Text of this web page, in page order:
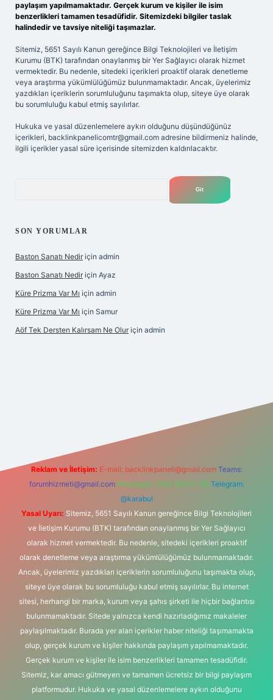
paylaşım yapılmamaktadır. Gerçek kurum ve kişiler ile isim
benzerlikleri tamamen tesadüfidir. Sitemizdeki bilgiler taslak
halindedir ve tavsiye niteliği taşımazlar.
Sitemiz, 5651 Sayılı Kanun gereğince Bilgi Teknolojileri ve İletişim
Kurumu (BTK) tarafından onaylanmış bir Yer Sağlayıcı olarak hizmet
vermektedir. Bu nedenle, sitedeki içerikleri proaktif olarak denetleme
veya araştırma yükümlülüğümüz bulunmamaktadır. Ancak, üyelerimiz
yazdıkları içeriklerin sorumluluğunu taşımakta olup, siteye üye olarak
bu sorumluluğu kabul etmiş sayılırlar.
Hukuka ve yasal düzenlemelere aykırı olduğunu düşündüğünüz
içerikleri, backlinkpanelicomtr@gmail.com adresine bildirmeniz halinde,
ilgili içerikler yasal süre içerisinde sitemizden kaldırılacaktır.
SON YORUMLAR
Baston Sanatı Nedir için admin
Baston Sanatı Nedir için Ayaz
Küre Prizma Var Mı için admin
Küre Prizma Var Mı için Samur
Aöf Tek Dersten Kalırsam Ne Olur için admin
Reklam ve İletişim: E-mail: backlinkpaneli@gmail.com Teams:
forumhizmeti@gmail.com Whatsapp: 0262 606 0 726 Telegram:
@karabul
Yasal Uyarı: Sitemiz, 5651 Sayılı Kanun gereğince Bilgi Teknolojileri
ve İletişim Kurumu (BTK) tarafından onaylanmış bir Yer Sağlayıcı
olarak hizmet vermektedir. Bu nedenle, sitedeki içerikleri proaktif
olarak denetleme veya araştırma yükümlülüğümüz bulunmamaktadır.
Ancak, üyelerimiz yazdıkları içeriklerin sorumluluğunu taşımakta olup,
siteye üye olarak bu sorumluluğu kabul etmiş sayılırlar. Bu internet
sitesi, herhangi bir marka, kurum veya şahıs şirketi ile hiçbir bağlantısı
bulunmamaktadır. Sitede yalnızca kendi hazırladığımız makaleler
paylaşılmaktadır. Burada yer alan içerikler haber niteliği taşımamakta
olup, gerçek kurum ve kişiler hakkında paylaşım yapılmamaktadır.
Gerçek kurum ve kişiler ile isim benzerlikleri tamamen tesadüfidir.
Sitemiz, kar amacı gütmeyen ve tamamen ücretsiz bir bilgi paylaşım
platformudur. Hukuka ve yasal düzenlemelere aykırı olduğunu